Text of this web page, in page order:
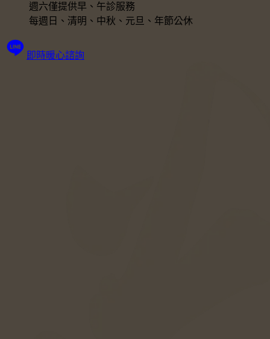
週六僅提供早、午診服務
每週日、清明、中秋、元旦、年節公休
即時暖心諮詢